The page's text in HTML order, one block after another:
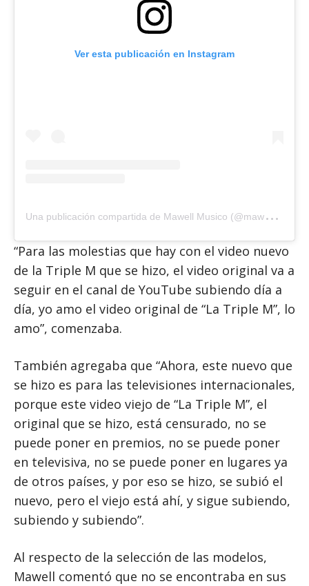
Ver esta publicación en Instagram
U
na publicación compartida de Mawell Musico (@mawell_official1)
“Para las molestias que hay con el video nuevo
de la Triple M que se hizo, el video original va a
seguir en el canal de YouTube subiendo día a
día, yo amo el video original de “La Triple M”, lo
amo”, comenzaba.
También agregaba que “Ahora, este nuevo que
se hizo es para las televisiones internacionales,
porque este video viejo de “La Triple M”, el
original que se hizo, está censurado, no se
puede poner en premios, no se puede poner
en televisiva, no se puede poner en lugares ya
de otros países, y por eso se hizo, se subió el
nuevo, pero el viejo está ahí, y sigue subiendo,
subiendo y subiendo”.
Al respecto de la selección de las modelos,
Mawell comentó que no se encontraba en sus